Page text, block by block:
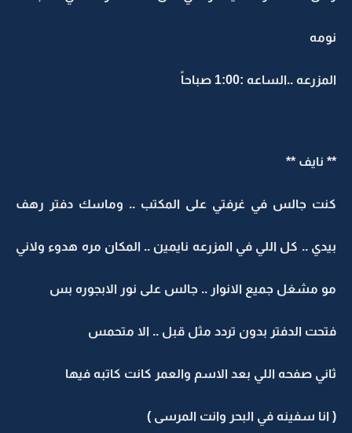
نومه
المزرعه ..الساعه :1:00 صباحاً
** نايف **
كنت جالس في غرفتي على المكتب .. وماسك دفتر رهف
بيدي .. كل اللي في المزرعه نايمين .. المكان مره هدوء ولاني
مو مشغل جميع الانوار .. جالس على نور الابجوره بس
فتحت الدفتر بدون تردد مثل قبل .. الا متحمس
ثاني صفحه اللي بعد الاسم والعمر كانت كاتبه فيها
( انا سفينه في البحر وانت المرسى )